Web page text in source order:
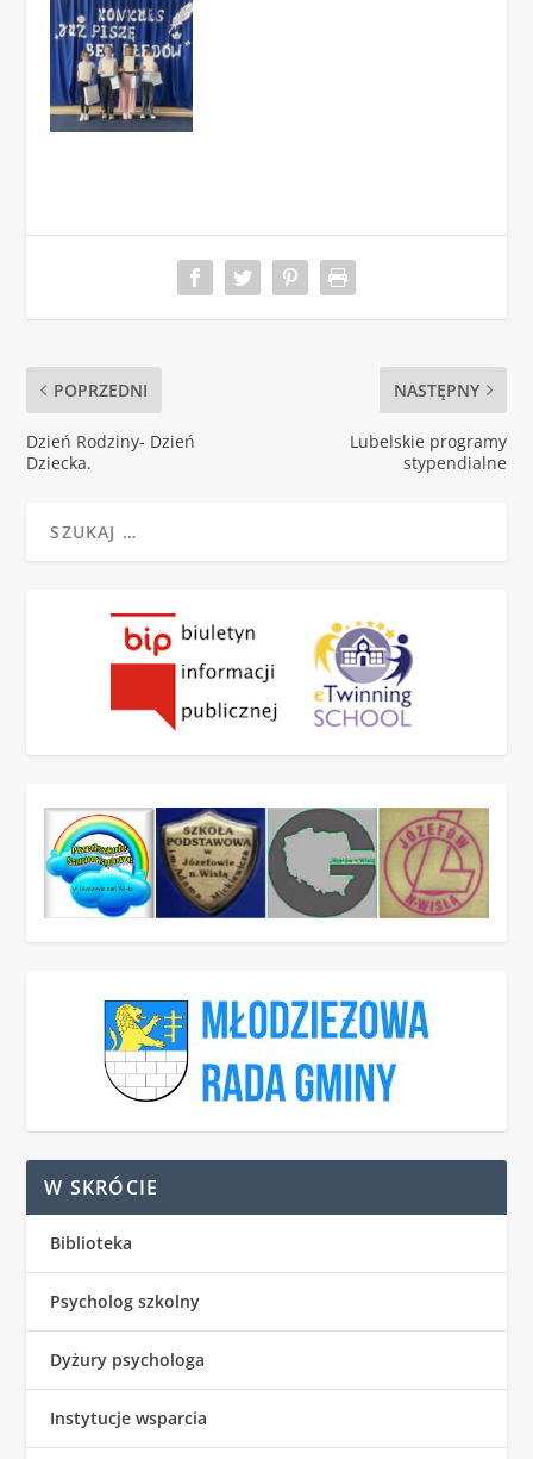
POPRZEDNI
Dzień Rodziny- Dzień
Dziecka.
NASTĘPNY
Lubelskie programy
stypendialne
W SKRÓCIE
Biblioteka
Psycholog szkolny
Dyżury psychologa
Instytucje wsparcia